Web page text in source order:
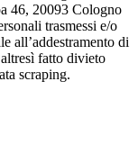
46, 20093 Cologno
trasmessi e/o
all’addestramento di
fatto divieto
scraping.